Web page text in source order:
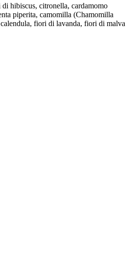
hibiscus, citronella, cardamomo
piperita, camomilla (Chamomilla
fiori di lavanda, fiori di malva